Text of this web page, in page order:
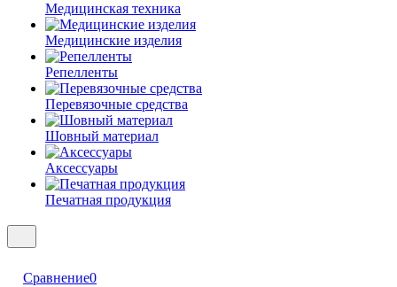
Медицинская техника
Медицинские изделия
Репелленты
Перевязочные средства
Шовный материал
Аксессуары
Печатная продукция
Сравнение0